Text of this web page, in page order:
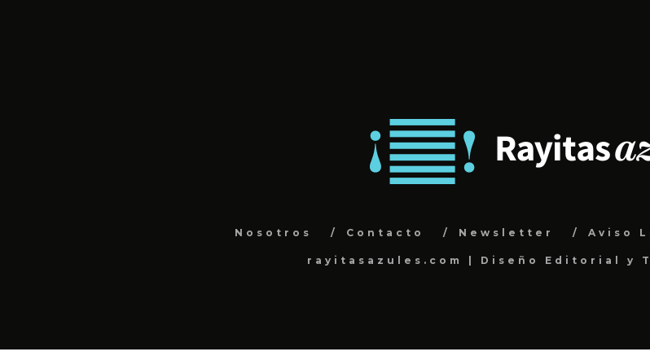
Nosotros Contacto Newsletter Aviso
rayitasazules.com | Diseño Editorial y